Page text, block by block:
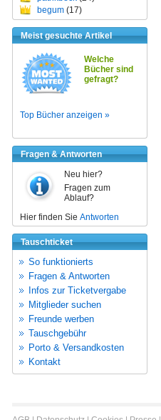
begum (17)
Meist gesuchte Artikel
Welche
Bücher sind
gefragt?
Top Bücher anzeigen »
Fragen & Antworten
Neu hier?
Fragen zum
Ablauf?
Hier finden Sie Antworten
Tauschticket
So funktionierts
Fragen & Antworten
Infos zur Ticketvergabe
Mitglieder suchen
Freunde werben
Tauschgebühr
Porto & Versandkosten
Kontakt